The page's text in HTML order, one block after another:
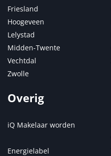
Friesland
Hoogeveen
Lelystad
Midden-Twente
Vechtdal
Zwolle
Overig
iQ Makelaar worden
Energielabel